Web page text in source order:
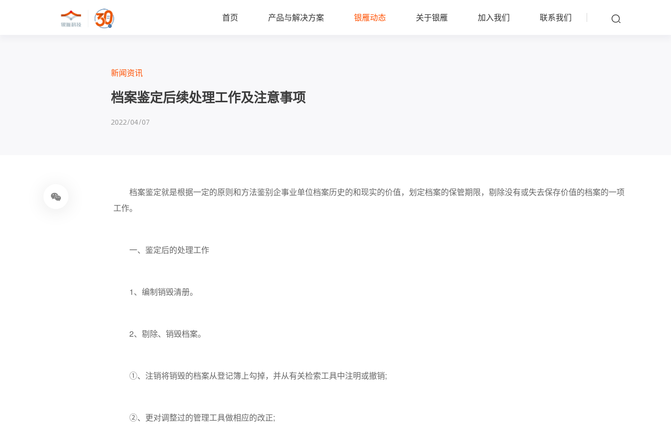
首页 产品与解决方案 银雁动态 关于银雁 加入我们 联系我们
新闻资讯
档案鉴定后续处理工作及注意事项
2022/04/07
档案鉴定就是根据一定的原则和方法鉴别企事业单位档案历史的和现实的价值，划定档案的保管期限，剔除没有或失去保存价值的档案的一项
工作。
一、鉴定后的处理工作
1、编制销毁清册。
2、剔除、销毁档案。
①、注销将销毁的档案从登记簿上勾掉，并从有关检索工具中注明或撤销;
②、更对调整过的管理工具做相应的改正;